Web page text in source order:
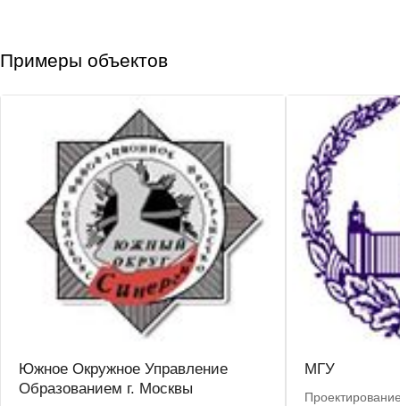
Примеры объектов
Южное Окружное Управление
Образованием г. Москвы
МГУ